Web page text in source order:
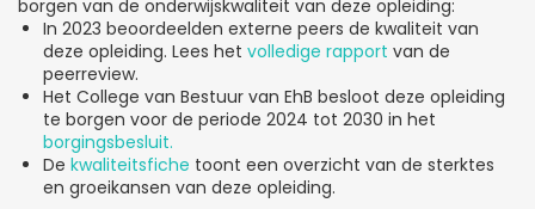
borgen van de onderwijskwaliteit van deze opleiding:
In 2023 beoordeelden externe peers de kwaliteit van
deze opleiding. Lees het volledige rapport van de
peerreview.
Het College van Bestuur van EhB besloot deze opleiding
te borgen voor de periode 2024 tot 2030 in het
borgingsbesluit.
De kwaliteitsfiche toont een overzicht van de sterktes
en groeikansen van deze opleiding.